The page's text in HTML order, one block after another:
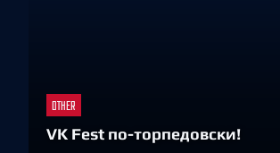
OTHER
VK Fest по-торпедовски!